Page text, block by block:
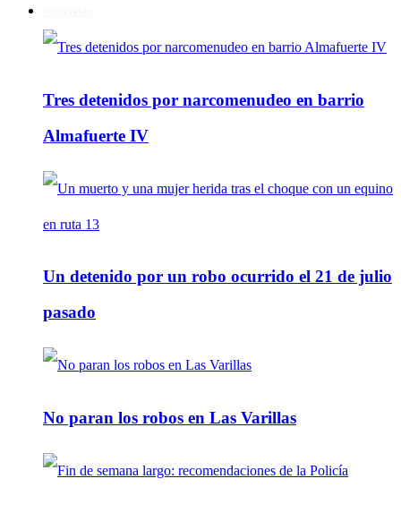
Tres detenidos por narcomenudeo en barrio
Almafuerte IV
Un detenido por un robo ocurrido el 21 de julio
pasado
No paran los robos en Las Varillas